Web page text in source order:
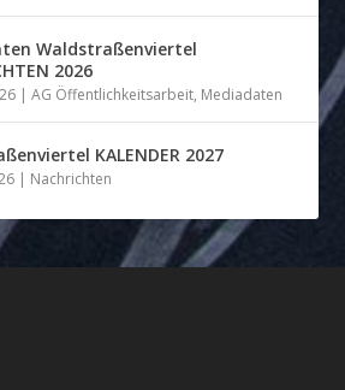
Waldstraßenviertel
2026
|AG Öffentlichkeitsarbeit, Mediadaten
KALENDER 2027
| Nachrichten